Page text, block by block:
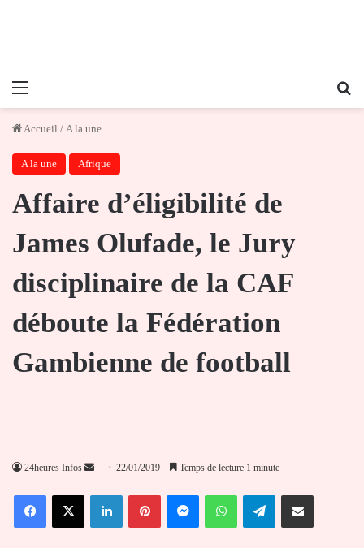
Menu
Accueil / A la une
A la une Afrique
Affaire d’éligibilité de
James Olufade, le Jury
disciplinaire de la CAF
déboute la Fédération
Gambienne de football
24heures Infos
Envoyer
courriel
22/01/2019 Temps de lecture 1 minute
FacebookX LinkedinPinterestMessengerWhatsAppTelegramPartager par email